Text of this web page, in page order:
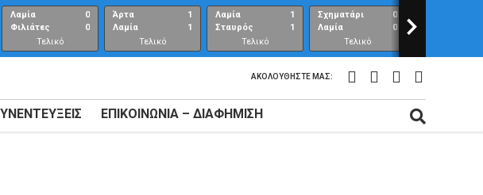
Λαμία
Φιλιάτες
0
0
Τελικό
Αποτέλεσμα
Άρτα
Λαμία
1
1
Τελικό
αποτέλεσμα
Λαμία
Σταυρός
1
1
Τελικό
αποτέλεσμα
Σχηματάρι
Λαμία
0
0
Τελικό
αποτέλεσμα
>
ΑΚΟΛΟΥΘΉΣΤΕ ΜΑΣ:
ΕΠΙΚΟΙΝΩΝΊΑ – ΔΙΑΦΉΜΙΣΗ